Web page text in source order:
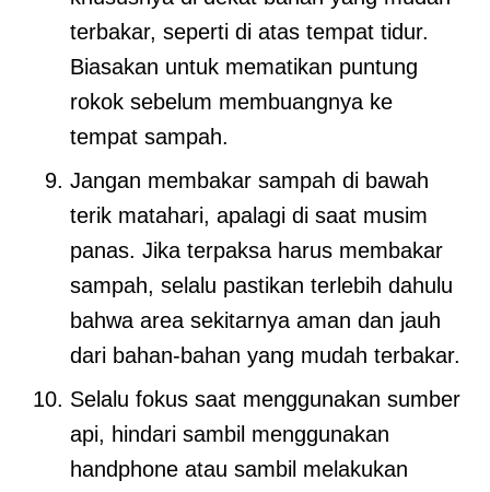
terbakar, seperti di atas tempat tidur.
Biasakan untuk mematikan puntung
rokok sebelum membuangnya ke
tempat sampah.
Jangan membakar sampah di bawah
terik matahari, apalagi di saat musim
panas. Jika terpaksa harus membakar
sampah, selalu pastikan terlebih dahulu
bahwa area sekitarnya aman dan jauh
dari bahan-bahan yang mudah terbakar.
Selalu fokus saat menggunakan sumber
api, hindari sambil menggunakan
handphone atau sambil melakukan